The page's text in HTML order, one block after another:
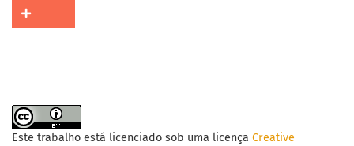
Este trabalho está licenciado sob uma licença Creative